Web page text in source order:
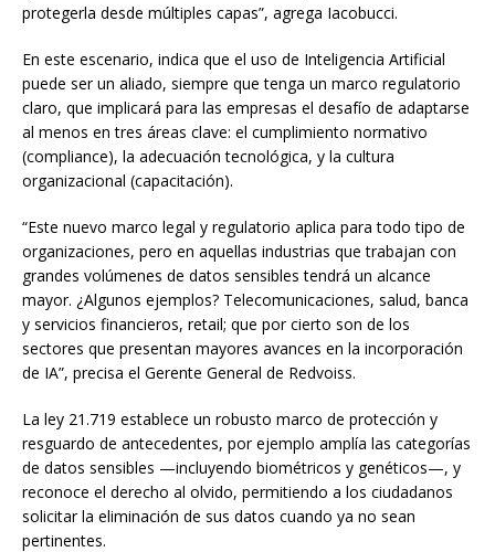
protegerla desde múltiples capas”, agrega Iacobucci.
En este escenario, indica que el uso de Inteligencia Artificial
puede ser un aliado, siempre que tenga un marco regulatorio
claro, que implicará para las empresas el desafío de adaptarse
al menos en tres áreas clave: el cumplimiento normativo
(compliance), la adecuación tecnológica, y la cultura
organizacional (capacitación).
“Este nuevo marco legal y regulatorio aplica para todo tipo de
organizaciones, pero en aquellas industrias que trabajan con
grandes volúmenes de datos sensibles tendrá un alcance
mayor. ¿Algunos ejemplos? Telecomunicaciones, salud, banca
y servicios financieros, retail; que por cierto son de los
sectores que presentan mayores avances en la incorporación
de IA”, precisa el Gerente General de Redvoiss.
La ley 21.719 establece un robusto marco de protección y
resguardo de antecedentes, por ejemplo amplía las categorías
de datos sensibles —incluyendo biométricos y genéticos—, y
reconoce el derecho al olvido, permitiendo a los ciudadanos
solicitar la eliminación de sus datos cuando ya no sean
pertinentes.